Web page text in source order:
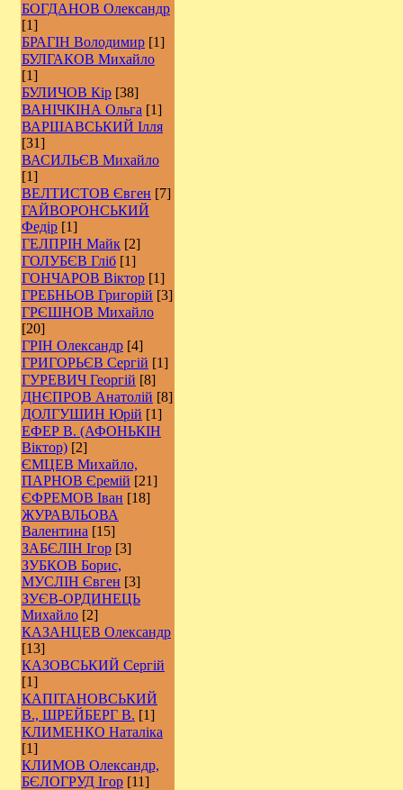
БОГДАНОВ Олександр
[1]
БРАГІН Володимир [1]
БУЛГАКОВ Михайло
[1]
БУЛИЧОВ Кір [38]
ВАНІЧКІНА Ольга [1]
ВАРШАВСЬКИЙ Ілля
[31]
ВАСИЛЬЄВ Михайло
[1]
ВЕЛТИСТОВ Євген [7]
ГАЙВОРОНСЬКИЙ
Федір [1]
ГЕЛПРІН Майк [2]
ГОЛУБЄВ Гліб [1]
ГОНЧАРОВ Віктор [1]
ГРЕБНЬОВ Григорій [3]
ГРЄШНОВ Михайло
[20]
ГРІН Олександр [4]
ГРИГОРЬЄВ Сергій [1]
ГУРЕВИЧ Георгій [8]
ДНЄПРОВ Анатолій [8]
ДОЛГУШИН Юрій [1]
ЕФЕР В. (АФОНЬКІН
Віктор) [2]
ЄМЦЕВ Михайло,
ПАРНОВ Єремій [21]
ЄФРЕМОВ Іван [18]
ЖУРАВЛЬОВА
Валентина [15]
ЗАБЄЛІН Ігор [3]
ЗУБКОВ Борис,
МУСЛІН Євген [3]
ЗУЄВ-ОРДИНЕЦЬ
Михайло [2]
КАЗАНЦЕВ Олександр
[13]
КАЗОВСЬКИЙ Сергій
[1]
КАПІТАНОВСЬКИЙ
В., ШРЕЙБЕРГ В. [1]
КЛИМЕНКО Наталіка
[1]
КЛИМОВ Олександр,
БЄЛОГРУД Ігор [11]